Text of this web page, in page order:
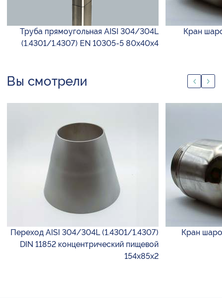
Труба прямоугольная AISI 304/304L
(1.4301/1.4307) EN 10305-5 80х40х4
Кран
Вы смотрели
Переход AISI 304/304L (1.4301/1.4307)
DIN 11852 концентрический пищевой
154х85х2
Кран